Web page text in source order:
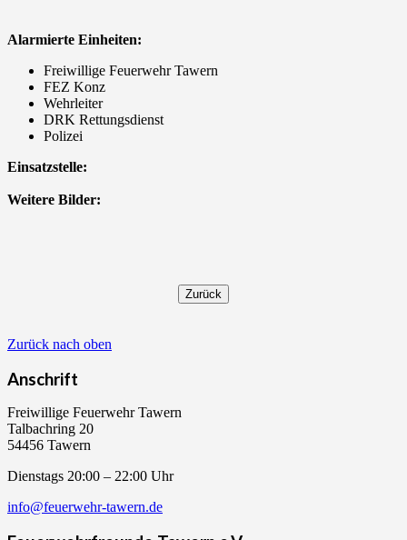
Alarmierte Einheiten:
Freiwillige Feuerwehr Tawern
FEZ Konz
Wehrleiter
DRK Rettungsdienst
Polizei
Einsatzstelle:
Weitere Bilder:
Zurück nach oben
Anschrift
Freiwillige Feuerwehr Tawern
Talbachring 20
54456 Tawern
Dienstags 20:00 – 22:00 Uhr
info@feuerwehr-tawern.de